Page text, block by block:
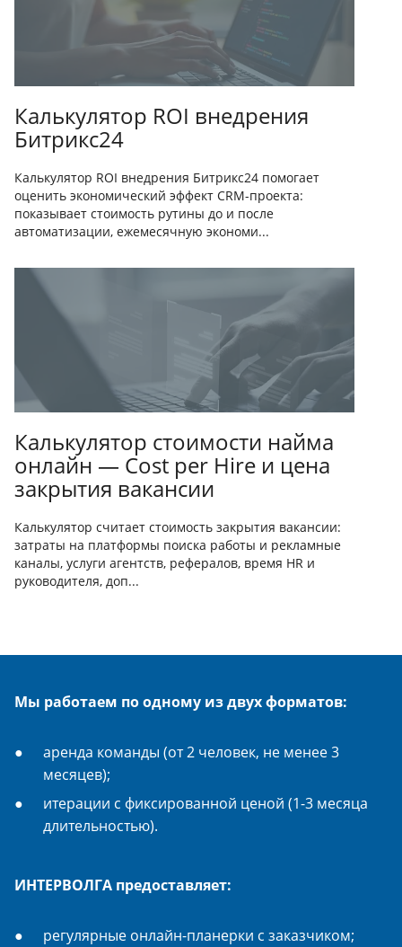
Калькулятор ROI внедрения
Битрикс24
Калькулятор ROI внедрения Битрикс24 помогает
оценить экономический эффект CRM-проекта:
показывает стоимость рутины до и после
автоматизации, ежемесячную экономи...
Калькулятор стоимости найма
онлайн — Cost per Hire и цена
закрытия вакансии
Калькулятор считает стоимость закрытия вакансии:
затраты на платформы поиска работы и рекламные
каналы, услуги агентств, рефералов, время HR и
руководителя, доп...
Мы работаем по одному из двух форматов:
аренда команды (от 2 человек, не менее 3
месяцев);
итерации с фиксированной ценой (1-3 месяца
длительностью).
ИНТЕРВОЛГА предоставляет:
регулярные онлайн-планерки с заказчиком;